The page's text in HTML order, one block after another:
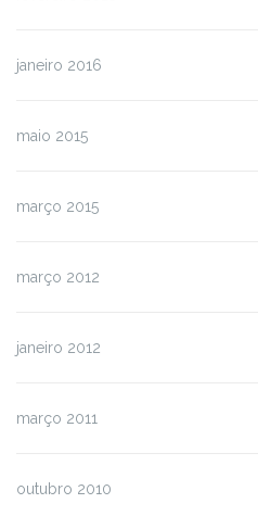
janeiro 2016
maio 2015
março 2015
março 2012
janeiro 2012
março 2011
outubro 2010